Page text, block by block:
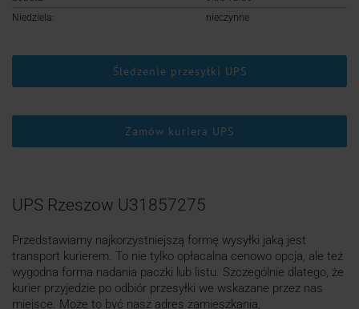
Niedziela:
nieczynne
Śledzenie przesyłki UPS
Zamów kuriera UPS
UPS Rzeszow U31857275
Przedstawiamy najkorzystniejszą formę wysyłki jaką jest
transport kurierem. To nie tylko opłacalna cenowo opcja, ale też
wygodna forma nadania paczki lub listu. Szczególnie dlatego, że
kurier przyjedzie po odbiór przesyłki we wskazane przez nas
miejsce. Może to być nasz adres zamieszkania,